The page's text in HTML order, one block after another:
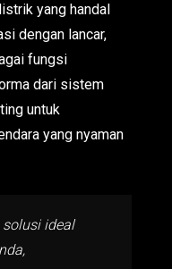
yang handal
dengan lancar,
fungsi
dari sistem
untuk
yang nyaman
solusi ideal